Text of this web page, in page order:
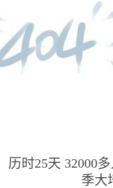
历时25天 32000
季大